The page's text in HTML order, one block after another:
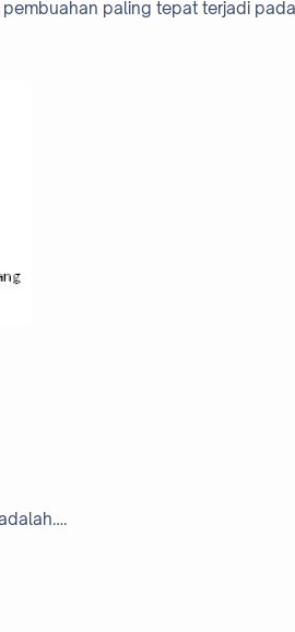
pembuahan paling tepat terjadi pada